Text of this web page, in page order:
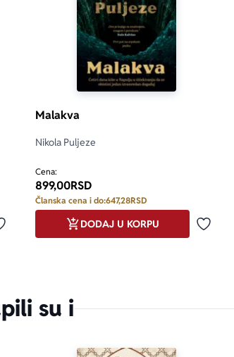
u omiljene
Malakva
Nikola Puljeze
Cena:
899,00RSD
Članska cena i do:647,28RSD
DODAJ U KORPU
su i